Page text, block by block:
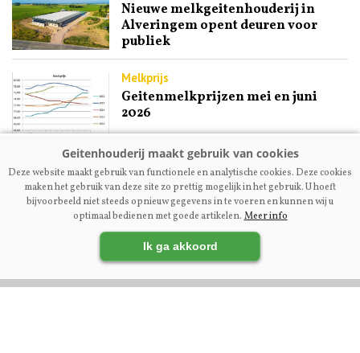
Nieuwe melkgeitenhouderij in
Alveringem opent deuren voor
publiek
Melkprijs
Geitenmelkprijzen mei en juni
2026
Fokkerij | Premium
Ex-NOG-bestuurslid Engel
Kupers: ‘Maak fokcommissie
dienstverlenend aan fokkers’
Deze website maakt gebruik van functionele en analytische cookies. Deze cookies
maken het gebruik van deze site zo prettig mogelijk in het gebruik. U hoeft
bijvoorbeeld niet steeds opnieuw gegevens in te voeren en kunnen wij u
optimaal bedienen met goede artikelen. Meer info
Ik ga akkoord